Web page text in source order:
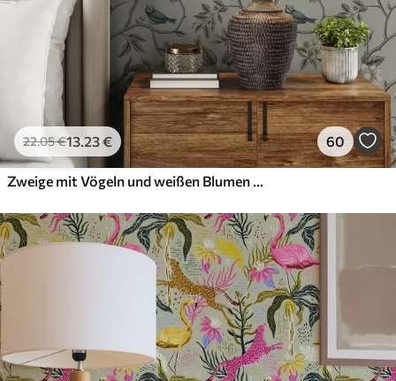
22.05€13.23€ 60
Zweige mit Vögeln und weißen Blumen auf einem zarten Hintergrund